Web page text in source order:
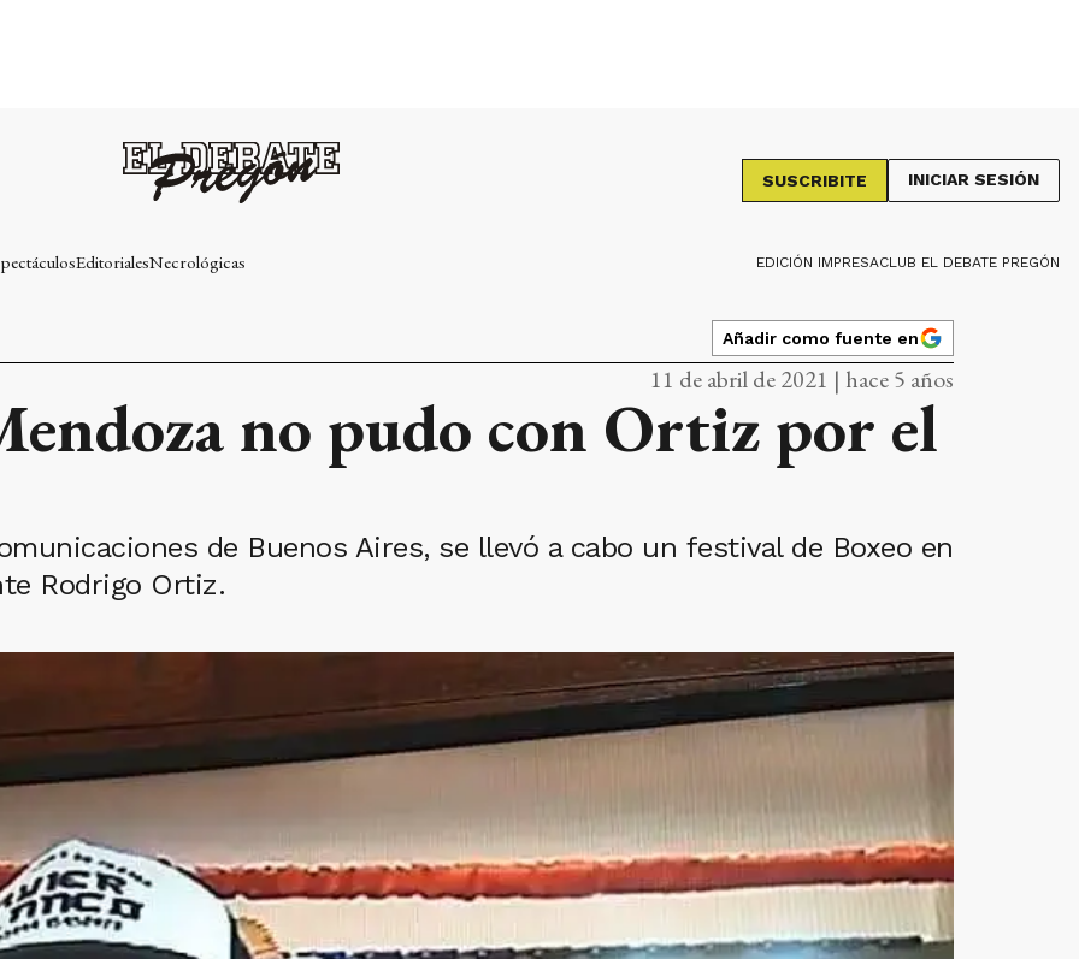
SUSCRIBITE INICIAR SESIÓN
EditorialesNecrológicas EDICIÓN IMPRESACLUB EL DEBATE PREGÓN
Añadir como fuente en
11 de abril de 2021 | hace 5 años
no pudo con Ortiz por el
de Buenos Aires, se llevó a cabo un festival de Boxeo en
Rodrigo Ortiz.